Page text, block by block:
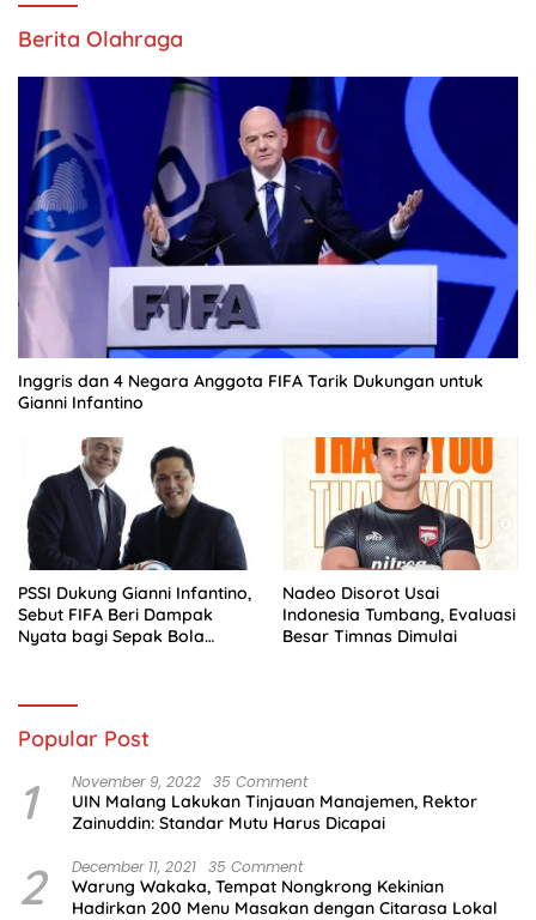
Berita Olahraga
Inggris dan 4 Negara Anggota FIFA Tarik Dukungan untuk
Gianni Infantino
PSSI Dukung Gianni Infantino,
Sebut FIFA Beri Dampak
Nyata bagi Sepak Bola
Nadeo Disorot Usai
Indonesia Tumbang, Evaluasi
Besar Timnas Dimulai
Popular Post
1 November 9, 2022 35 Comment
UIN Malang Lakukan Tinjauan Manajemen, Rektor
Zainuddin: Standar Mutu Harus Dicapai
2 December 11, 2021 35 Comment
Warung Wakaka, Tempat Nongkrong Kekinian
Hadirkan 200 Menu Masakan dengan Citarasa Lokal